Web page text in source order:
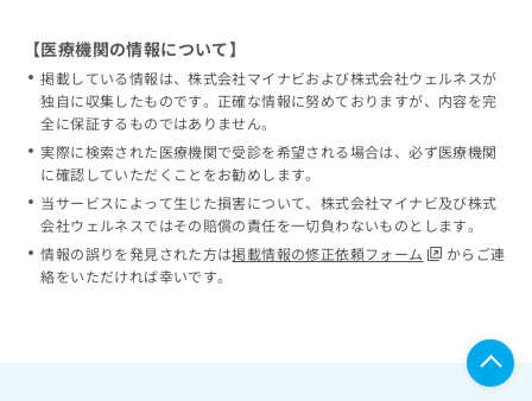
【医療機関の情報について】
掲載している情報は、株式会社マイナビおよび株式会社ウェルネスが
独自に収集したものです。正確な情報に努めておりますが、内容を完
全に保証するものではありません。
実際に検索された医療機関で受診を希望される場合は、必ず医療機関
に確認していただくことをお勧めします。
当サービスによって生じた損害について、株式会社マイナビ及び株式
会社ウェルネスではその賠償の責任を一切負わないものとします。
情報の誤りを発見された方は掲載情報の修正依頼フォーム
からご連
絡をいただければ幸いです。